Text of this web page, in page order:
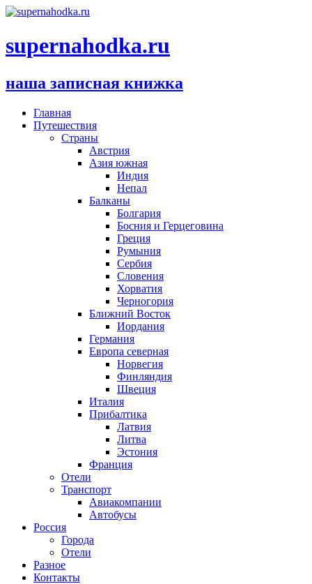
supernahodka.ru
наша записная книжка
Главная
Путешествия
Страны
Австрия
Азия южная
Индия
Непал
Балканы
Болгария
Босния и Герцеговина
Греция
Румыния
Сербия
Словения
Хорватия
Черногория
Ближний Восток
Иордания
Германия
Европа северная
Норвегия
Финляндия
Швеция
Италия
Прибалтика
Латвия
Литва
Эстония
Франция
Отели
Транспорт
Авиакомпании
Автобусы
Россия
Города
Отели
Разное
Контакты